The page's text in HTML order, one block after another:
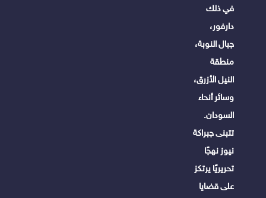
في ذلك
دارفور،
جبال النوبة،
منطقة
النيل الأزرق،
وسائر أنحاء
السودان.
تتبنى جبراكة
نيوز نهجًا
تحريريًا يرتكز
على قضايا